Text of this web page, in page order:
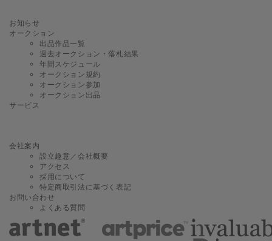
お知らせ
オークション
出品作品一覧
過去オークション・落札結果
年間スケジュール
オークション規約
オークション参加
オークション出品
サービス
会社案内
設立趣意／会社概要
アクセス
採用について
特定商取引法に基づく表記
お問い合わせ
よくある質問